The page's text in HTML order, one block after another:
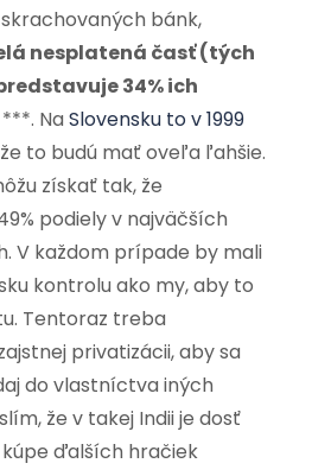
bánk,
nesplatená časť (tých
34% ich
Na Slovensku to v 1999
to budú mať oveľa ľahšie.
získať tak, že
podiely v najväčších
V každom prípade by mali
kontrolu ako my, aby to
Tentoraz treba
privatizácii, aby sa
do vlastníctva iných
že v takej Indii je dosť
ďalších hračiek